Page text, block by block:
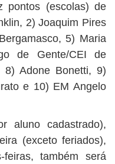
pontos (escolas) de
2) Joaquim Pires
5) Maria
de Gente/CEI de
8) Adone Bonetti, 9)
e 10) EM Angelo
aluno cadastrado),
(exceto feriados),
também será